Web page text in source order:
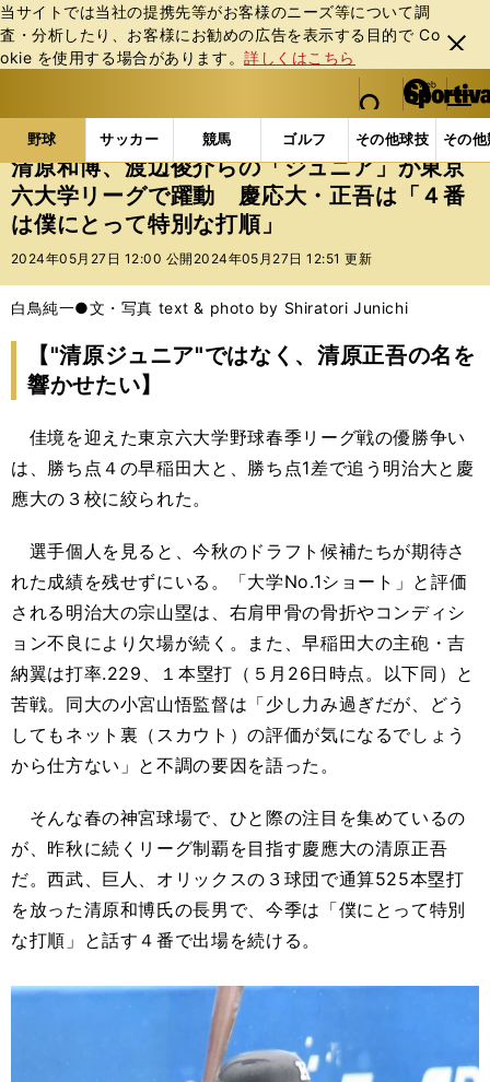
当サイトでは当社の提携先等がお客様のニーズ等について調
査・分析したり、お客様にお勧めの広告を表⽰する⽬的で Co
okie を使⽤する場合があります。詳しくはこちら
閉じ
る
web Sportiva (webスポルティーバ)
検索
マイペ
ー
ジ
メニュ
野球 サッカー 競馬 ゴルフ その他球技 その
b
ス
ポ
ル
テ
ー
バ
野球の記事一覧 高校野球他 清原和博、渡辺俊介ら
清原和博、渡辺俊介らの「ジュニア」が東京
六大学リーグで躍動 慶応大・正吾は「４番
は僕にとって特別な打順」
2024年05月27日 12:00 公開 2024年05月27日 12:51 更新
白鳥純一●文・写真 text & photo by Shiratori Junichi
【"清原ジュニア"ではなく、清原正吾の名を
響かせたい】
佳境を迎えた東京六大学野球春季リーグ戦の優勝争い
は、勝ち点４の早稲田大と、勝ち点1差で追う明治大と慶
應大の３校に絞られた。
選手個人を見ると、今秋のドラフト候補たちが期待さ
れた成績を残せずにいる。「大学No.1ショート」と評価
される明治大の宗山塁は、右肩甲骨の骨折やコンディシ
ョン不良により欠場が続く。また、早稲田大の主砲・吉
納翼は打率.229、１本塁打（５月26日時点。以下同）と
苦戦。同大の小宮山悟監督は「少し力み過ぎだが、どう
してもネット裏（スカウト）の評価が気になるでしょう
から仕方ない」と不調の要因を語った。
そんな春の神宮球場で、ひと際の注目を集めているの
が、昨秋に続くリーグ制覇を目指す慶應大の清原正吾
だ。西武、巨人、オリックスの３球団で通算525本塁打
を放った清原和博氏の長男で、今季は「僕にとって特別
な打順」と話す４番で出場を続ける。